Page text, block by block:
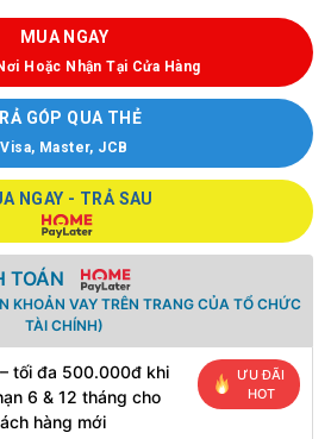
MUA NGAY
Hoặc Nhận Tại Cửa Hàng
GÓP QUA THẺ
Visa, Master, JCB
NGAY - TRẢ SAU
TOÁN
KHOẢN VAY TRÊN TRANG CỦA TỔ CHỨC
TÀI CHÍNH)
– tối đa 500.000đ khi
6 & 12 tháng cho
hàng mới
ƯU ĐÃI
HOT